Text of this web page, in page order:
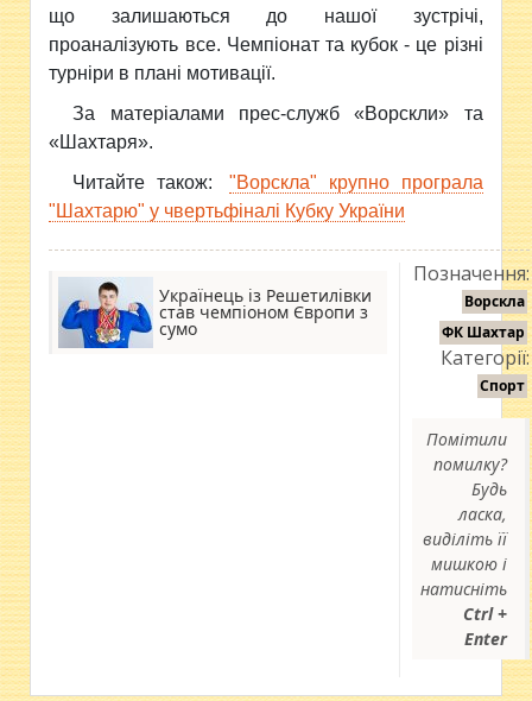
що залишаються до нашої зустрічі,
проаналізують все. Чемпіонат та кубок - це різні
турніри в плані мотивації.
За матеріалами прес-служб «Ворскли» та
«Шахтаря».
Читайте також:
"Ворскла" крупно програла
"Шахтарю" у чвертьфіналі Кубку України
Українець із Решетилівки
став чемпіоном Європи з
сумо
Позначення:
Ворскла
ФК Шахтар
Категорії:
Спорт
Помітили
помилку?
Будь
ласка,
виділіть її
мишкою і
натисніть
Ctrl +
Enter